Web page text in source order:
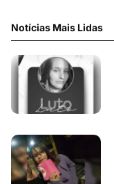
Notícias Mais Lidas